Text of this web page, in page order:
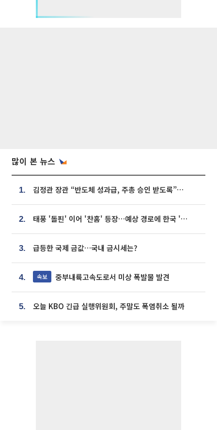
많이 본 뉴스
1. 김정관 장관 “반도체 성과급, 주총 승인 받도록”…상법·자본시장법 개정 시사
2. 태풍 '돌핀' 이어 '찬홈' 등장…예상 경로에 한국 '한숨'
3. 급등한 국제 금값…국내 금시세는?
4. 속보 중부내륙고속도로서 미상 폭발물 발견
5. 오늘 KBO 긴급 실행위원회, 주말도 폭염취소 될까